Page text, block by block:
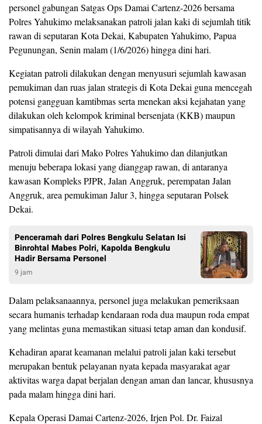
personel gabungan Satgas Ops Damai Cartenz-2026 bersama
Polres Yahukimo melaksanakan patroli jalan kaki di sejumlah titik
rawan di seputaran Kota Dekai, Kabupaten Yahukimo, Papua
Pegunungan, Senin malam (1/6/2026) hingga dini hari.
Kegiatan patroli dilakukan dengan menyusuri sejumlah kawasan
pemukiman dan ruas jalan strategis di Kota Dekai guna mencegah
potensi gangguan kamtibmas serta menekan aksi kejahatan yang
dilakukan oleh kelompok kriminal bersenjata (KKB) maupun
simpatisannya di wilayah Yahukimo.
Patroli dimulai dari Mako Polres Yahukimo dan dilanjutkan
menuju beberapa lokasi yang dianggap rawan, di antaranya
kawasan Kompleks PJPR, Jalan Anggruk, perempatan Jalan
Anggruk, area pemukiman Jalur 3, hingga seputaran Polsek
Dekai.
Penceramah dari Polres Bengkulu Selatan Isi
Binrohtal Mabes Polri, Kapolda Bengkulu
Hadir Bersama Personel
9 jam
Dalam pelaksanaannya, personel juga melakukan pemeriksaan
secara humanis terhadap kendaraan roda dua maupun roda empat
yang melintas guna memastikan situasi tetap aman dan kondusif.
Kehadiran aparat keamanan melalui patroli jalan kaki tersebut
merupakan bentuk pelayanan nyata kepada masyarakat agar
aktivitas warga dapat berjalan dengan aman dan lancar, khususnya
pada malam hingga dini hari.
Kepala Operasi Damai Cartenz-2026, Irjen Pol. Dr. Faizal